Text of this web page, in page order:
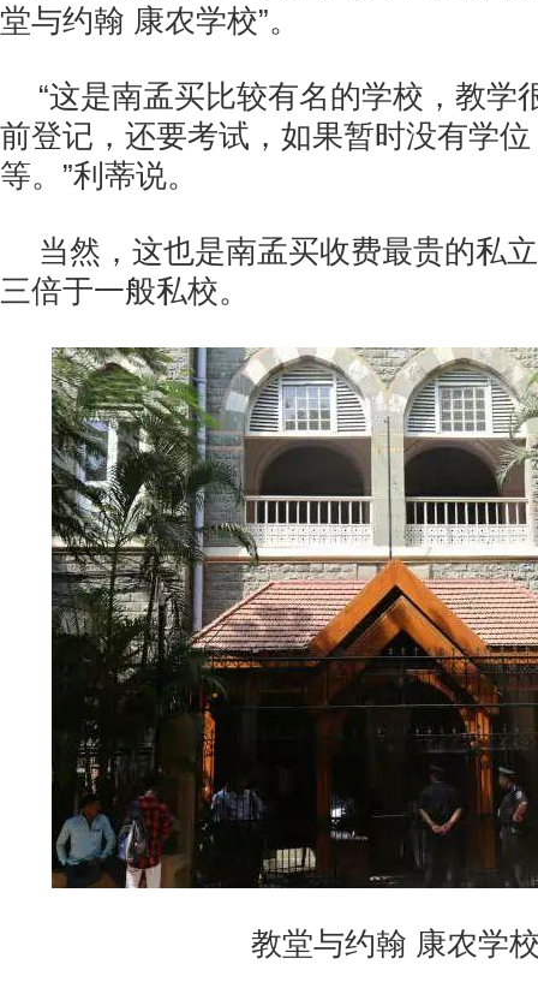
堂与约翰 康农学校”。
“这是南孟买比较有名的学校，教学
前登记，还要考试，如果暂时没有学
等。”利蒂说。
当然，这也是南孟买收费最贵的私
三倍于一般私校。
教堂与约翰 康农学